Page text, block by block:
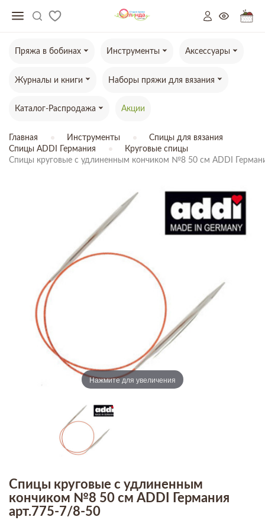
Пряжа в бобинах Инструменты Аксессуары
Журналы и книги Наборы пряжи для вязания
Каталог-Распродажа Акции
Главная Инструменты
Спицы для вязания
Спицы ADDI Германия
Круговые спицы
Спицы круговые с удлиненным кончиком №8 50 см ADDI
Нажмите для увеличения
Спицы круговые с удлиненным
кончиком №8 50 см ADDI Германия
арт.775-7/8-50